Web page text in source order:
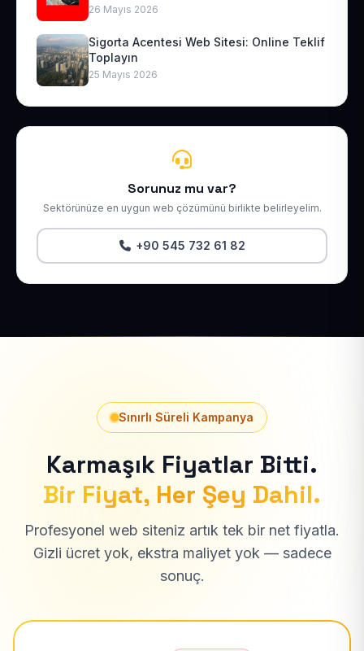
26 Mayıs 2026
Sigorta Acentesi Web Sitesi: Online Teklif
Toplayın
25 Mayıs 2026
Sorunuz mu var?
Sektörünüze en uygun web çözümünü birlikte belirleyelim.
+90 545 732 61 82
Sınırlı Süreli Kampanya
Karmaşık Fiyatlar Bitti.
Bir Fiyat, Her Şey Dahil.
Profesyonel web siteniz artık tek bir net fiyatla.
Gizli ücret yok, ekstra maliyet yok — sadece
sonuç.